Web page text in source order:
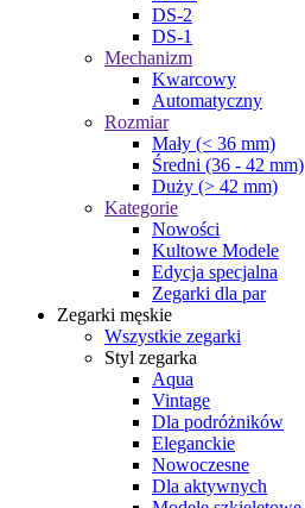
DS-2
DS-1
Mechanizm
Kwarcowy
Automatyczny
Rozmiar
Mały (< 36 mm)
Średni (36 - 42 mm)
Duży (> 42 mm)
Kategorie
Nowości
Kultowe Modele
Edycja specjalna
Zegarki dla par
Zegarki męskie
Wszystkie zegarki
Styl zegarka
Aqua
Vintage
Dla podróżników
Eleganckie
Nowoczesne
Dla aktywnych